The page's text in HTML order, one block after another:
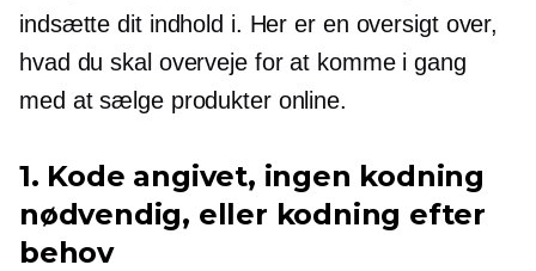
indsætte dit indhold i. Her er en oversigt over,
hvad du skal overveje for at komme i gang
med at sælge produkter online.
1. Kode angivet, ingen kodning
nødvendig, eller kodning efter
behov